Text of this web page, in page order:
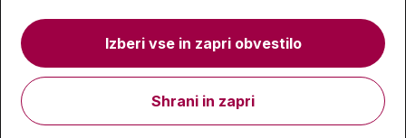
Izberi vse in zapri obvestilo
Shrani in zapri